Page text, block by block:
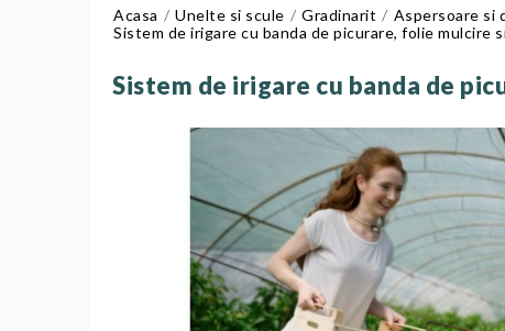
Acasa Unelte si scule Gradinarit
Aspersoare si
Sistem de irigare cu banda de picurare, folie
Sistem de irigare cu banda de